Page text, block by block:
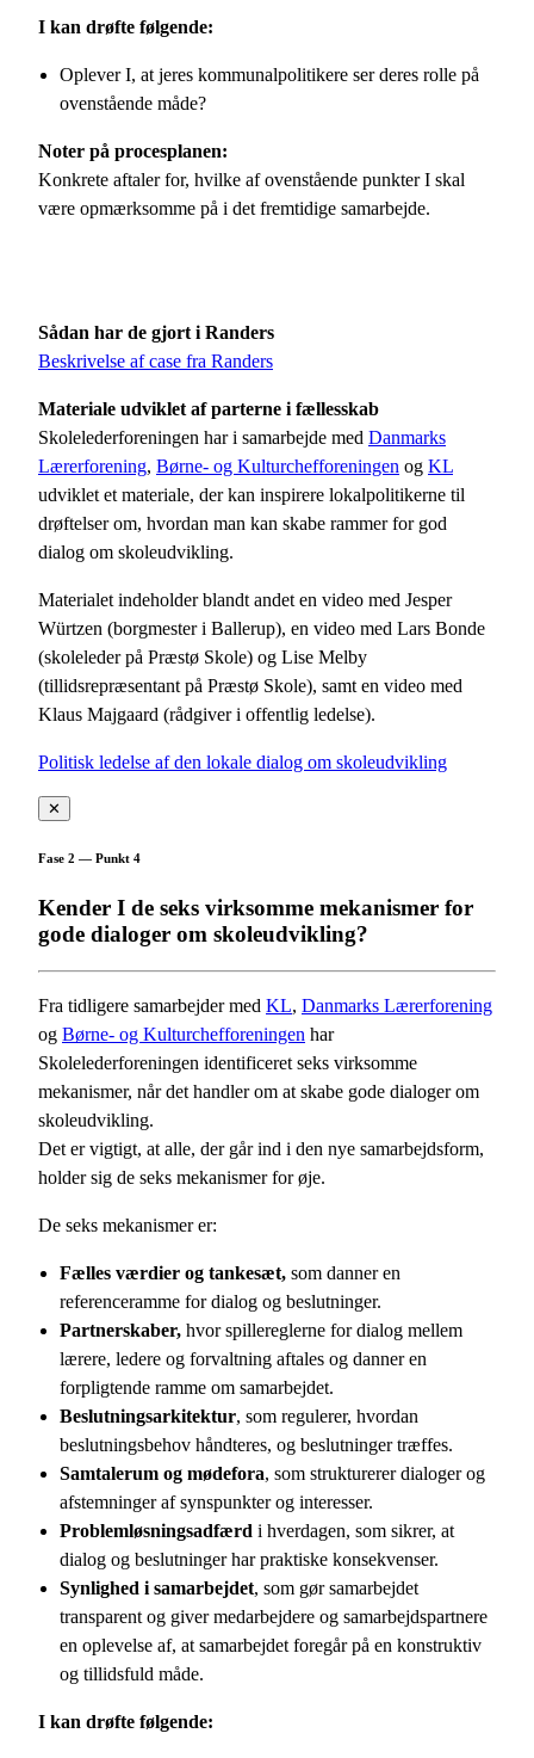
I kan drøfte følgende:
Oplever I, at jeres kommunalpolitikere ser deres rolle på
ovenstående måde?
Noter på procesplanen:
Konkrete aftaler for, hvilke af ovenstående punkter I skal
være opmærksomme på i det fremtidige samarbejde.
Sådan har de gjort i Randers
Beskrivelse af case fra Randers
Materiale udviklet af parterne i fællesskab
Skolelederforeningen har i samarbejde med Danmarks
Lærerforening, Børne- og Kulturchefforeningen og KL
udviklet et materiale, der kan inspirere lokalpolitikerne til
drøftelser om, hvordan man kan skabe rammer for god
dialog om skoleudvikling.
Materialet indeholder blandt andet en video med Jesper
Würtzen (borgmester i Ballerup), en video med Lars Bonde
(skoleleder på Præstø Skole) og Lise Melby
(tillidsrepræsentant på Præstø Skole), samt en video med
Klaus Majgaard (rådgiver i offentlig ledelse).
Politisk ledelse af den lokale dialog om skoleudvikling
✕
Fase 2 — Punkt 4
Kender I de seks virksomme mekanismer for
gode dialoger om skoleudvikling?
Fra tidligere samarbejder med KL, Danmarks Lærerforening
og Børne- og Kulturchefforeningen har
Skolelederforeningen identificeret seks virksomme
mekanismer, når det handler om at skabe gode dialoger om
skoleudvikling.
Det er vigtigt, at alle, der går ind i den nye samarbejdsform,
holder sig de seks mekanismer for øje.
De seks mekanismer er:
Fælles værdier og tankesæt, som danner en
referenceramme for dialog og beslutninger.
Partnerskaber, hvor spillereglerne for dialog mellem
lærere, ledere og forvaltning aftales og danner en
forpligtende ramme om samarbejdet.
Beslutningsarkitektur, som regulerer, hvordan
beslutningsbehov håndteres, og beslutninger træffes.
Samtalerum og mødefora, som strukturerer dialoger og
afstemninger af synspunkter og interesser.
Problemløsningsadfærd i hverdagen, som sikrer, at
dialog og beslutninger har praktiske konsekvenser.
Synlighed i samarbejdet, som gør samarbejdet
transparent og giver medarbejdere og samarbejdspartnere
en oplevelse af, at samarbejdet foregår på en konstruktiv
og tillidsfuld måde.
I kan drøfte følgende: